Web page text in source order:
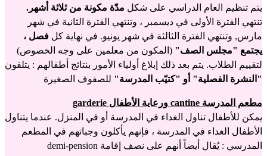
يتم تنظيم العام الدراسي على شكل مدّة مكونة من ثلاثة أشهر.
تنتهي الفترة الأولى في ديسمبر ، وتنتهي الفترة الثانية في شهر
مارس, وتنتهي الفترة الثالثة في شهر يونيو. في نهاية كل فصل ،
يجتمع "مجلس الصف" (المكون من معلمين على وجه الخصوص)
لتقييم الطلاب. يتم بعد ذلك إبلاغ أولياء الأمور بنتائج أطفالهم : يتلقون
"النشرة الفصلية" أو "كتيّب المدرسة" للصفوف الصغيرة
مطعم المدرسة cantine ورعاية الأطفال garderie
يمكن للأطفال تناول الغداء في المدرسة أو في المنزل. عندما يتناول
الأطفال الغداء في المدرسة ، فإنهم يأكلون وجباتهم في المطعم
المدرسي : يُقال أيضاً أنهم على نصف إقامة demi-pension